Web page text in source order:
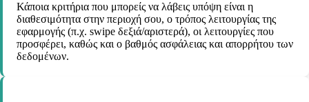
Κάποια κριτήρια που μπορείς να λάβεις υπόψη είναι η
διαθεσιμότητα στην περιοχή σου, ο τρόπος λειτουργίας της
εφαρμογής (π.χ. swipe δεξιά/αριστερά), οι λειτουργίες που
προσφέρει, καθώς και ο βαθμός ασφάλειας και απορρήτου των
δεδομένων.